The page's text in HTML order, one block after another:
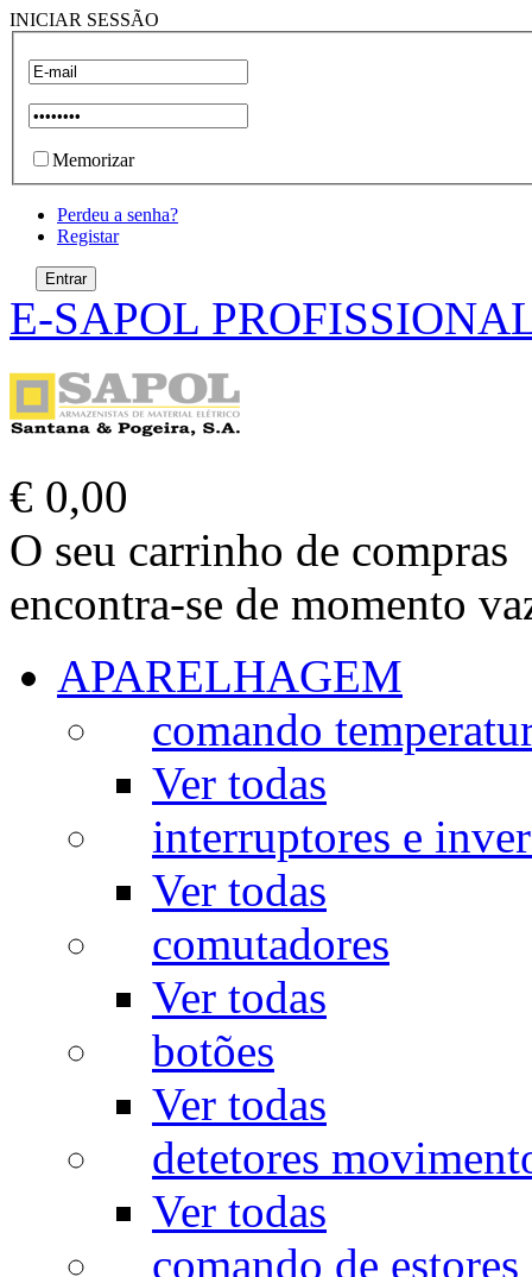
INICIAR SESSÃO
Memorizar
Perdeu a senha?
Registar
E-SAPOL
€ 0,00
O seu carrinho de compras
encontra-se de momento
APARELHAGEM
comando
Ver todas
interruptores e
Ver todas
comutadores
Ver todas
botões
Ver todas
detetores
Ver todas
comando de estores